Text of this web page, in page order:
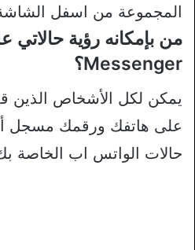
المجموعة من اسفل
Messenger؟
يمكن لكل الأشخاص الذين
على هاتفك ورقمك مسجل
حالات الواتس اب الخاصة